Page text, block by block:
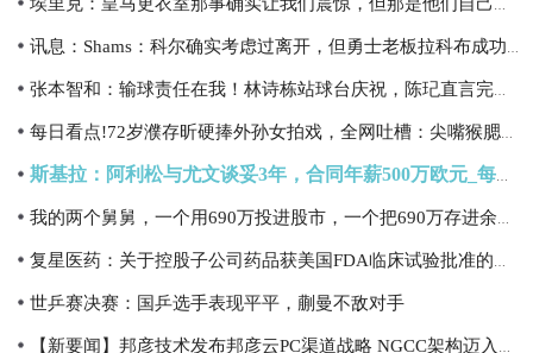
世乒赛决赛：国乒选手表现平平，蒯曼不敌对手